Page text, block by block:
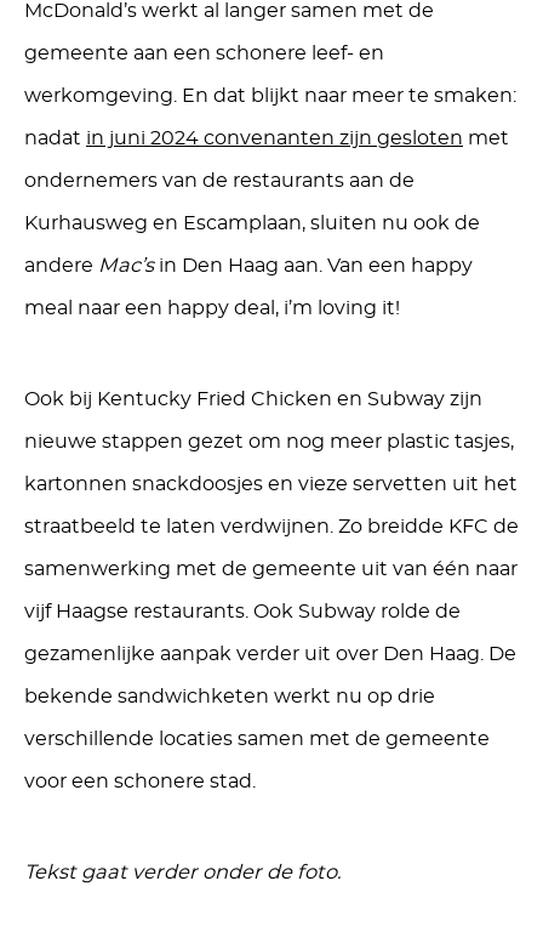
McDonald’s werkt al langer samen met de
gemeente aan een schonere leef- en
werkomgeving. En dat blijkt naar meer te smaken:
nadat in juni 2024 convenanten zijn gesloten met
ondernemers van de restaurants aan de
Kurhausweg en Escamplaan, sluiten nu ook de
andere Mac’sin Den Haag aan. Van een happy
meal naar een happy deal, i’m loving it!
Ook bij Kentucky Fried Chicken en Subway zijn
nieuwe stappen gezet om nog meer plastic tasjes,
kartonnen snackdoosjes en vieze servetten uit het
straatbeeld te laten verdwijnen. Zo breidde KFC de
samenwerking met de gemeente uit van één naar
vijf Haagse restaurants. Ook Subway rolde de
gezamenlijke aanpak verder uit over Den Haag. De
bekende sandwichketen werkt nu op drie
verschillende locaties samen met de gemeente
voor een schonere stad.
Tekst gaat verder onder de foto.